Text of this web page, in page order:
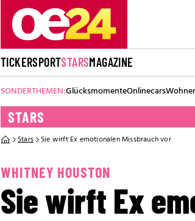
TICKERSPORTSTARSMAGAZINE
SONDERTHEMEN:GlücksmomenteOnlinecars
STARS
Stars Sie wirft Ex emotionalen Missbrauch vor
WHITNEY HOUSTON
Sie wirft Ex